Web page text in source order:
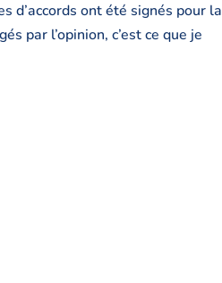
d’accords ont été signés pour la
par l’opinion, c’est ce que je